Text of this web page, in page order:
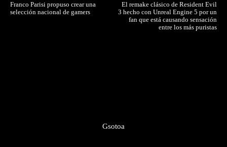
Franco Parisi propuso crear una
selección nacional de gamers
El remake clásico de Resident Evil
3 hecho con Unreal Engine 5 por un
fan que está causando sensación
entre los más puristas
Gsotoa